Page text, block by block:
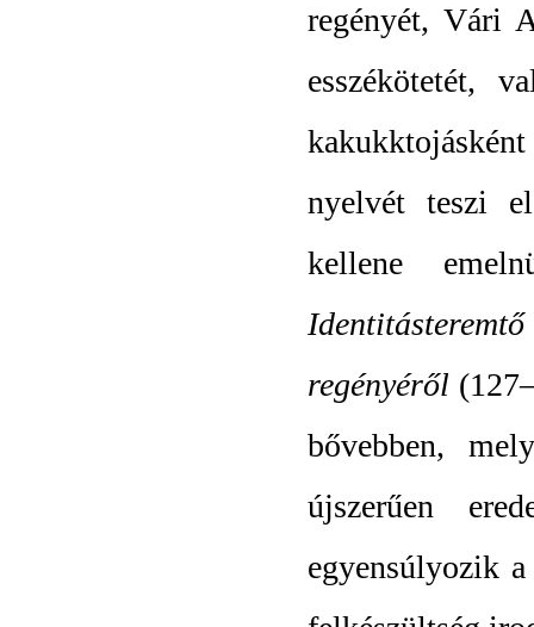
regényét, Vári
esszékötetét,
nyelvét teszi
kellene
regényéről (127
bővebben,
újszerűen
egyensúlyozik